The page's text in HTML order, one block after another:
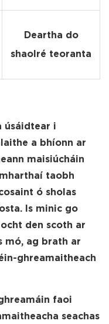
Deartha do
shaolré teoranta
úsáidtear i
a bhíonn ar
maisiúcháin
taobh
ó sholas
Is minic go
den scoth ar
mó, ag brath ar
ghreamaitheach
faoi
seachas